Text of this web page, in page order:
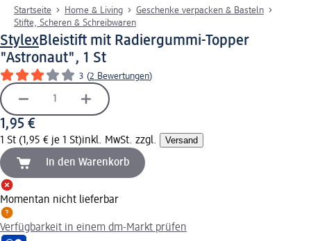
Startseite Home & Living
Geschenke verpacken & Basteln
Stifte, Scheren & Schreibwaren
StylexBleistift mit Radiergummi-Topper
"Astronaut", 1 St
3 (2 Bewertungen)
1,95 €
1 St (1,95 € je 1 St)inkl. MwSt. zzgl. Versand
In den Warenkorb
Momentan nicht lieferbar
Verfügbarkeit in einem dm-Markt prüfen